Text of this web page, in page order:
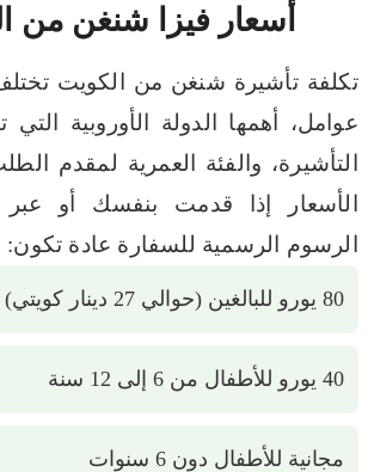
أسعار فيزا شنغن من
تكلفة تأشيرة شنغن من الكويت
عوامل، أهمها الدولة الأوروبية التي
التأشيرة، والفئة العمرية لمقدم
الأسعار إذا قدمت بنفسك أو
الرسوم الرسمية للسفارة عادة تكون:
80 يورو للبالغين (حوالي 27 دينار كويتي)
40 يورو للأطفال من 6 إلى 12 سنة
مجانية للأطفال دون 6 سنوات